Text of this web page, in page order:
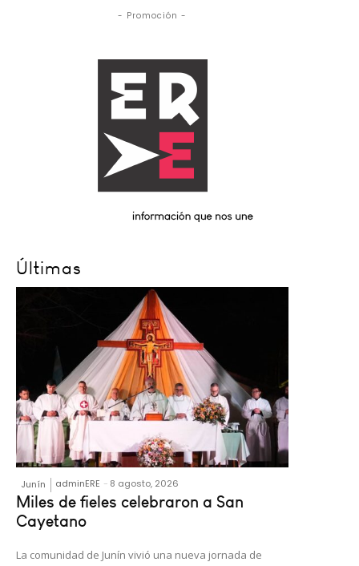
- Promoción -
Últimas
Junín adminERE - 8 agosto, 2026
Miles de fieles celebraron a San
Cayetano
La comunidad de Junín vivió una nueva jornada de